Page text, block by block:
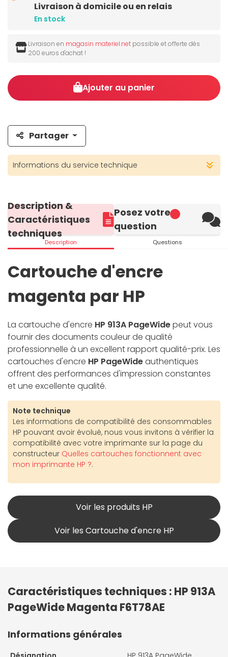
Livraison à domicile ou en relais
En stock
Livraison en magasin materiel.net possible et offerte dès
200 euros d'achat !
Ajouter au panier
Partager
Informations du service technique
Description &
Caractéristiques
techniques
Description
Posez votre
question
Questions
Cartouche d'encre
magenta par HP
La cartouche d'encre HP 913A PageWidepeut vous
fournir des documents couleur de qualité
professionnelle à un excellent rapport qualité-prix. Les
cartouches d'encre HP PageWideauthentiques
offrent des performances d'impression constantes
et une excellente qualité.
Note technique
Les informations de compatibilité des consommables
HP pouvant avoir évolué, nous vous invitons à vérifier la
compatibilité avec votre imprimante sur la page du
constructeur Quelles cartouches fonctionnent avec
mon imprimante HP ?.
Voir les produits HP
Voir les Cartouche d'encre HP
Caractéristiques techniques : HP 913A
PageWide Magenta F6T78AE
Informations générales